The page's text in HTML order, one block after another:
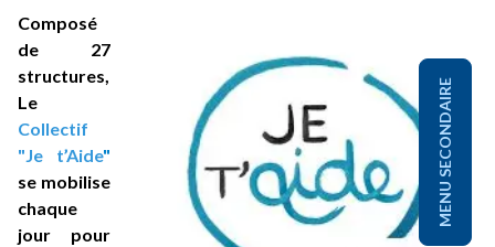
Composé
de 27
structures,
Le
Collectif
"Je t’Aide"
se mobilise
chaque
jour pour
MENU SECONDAIRE